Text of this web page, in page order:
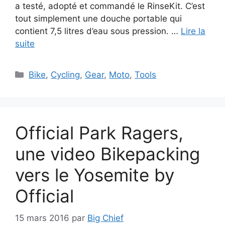
a testé, adopté et commandé le RinseKit. C’est
tout simplement une douche portable qui
contient 7,5 litres d’eau sous pression. … Lire la
suite
Catégories
Bike, Cycling, Gear, Moto,Tools
Official Park Ragers,
une video Bikepacking
vers le Yosemite by
Official
15 mars 2016 par Big Chief